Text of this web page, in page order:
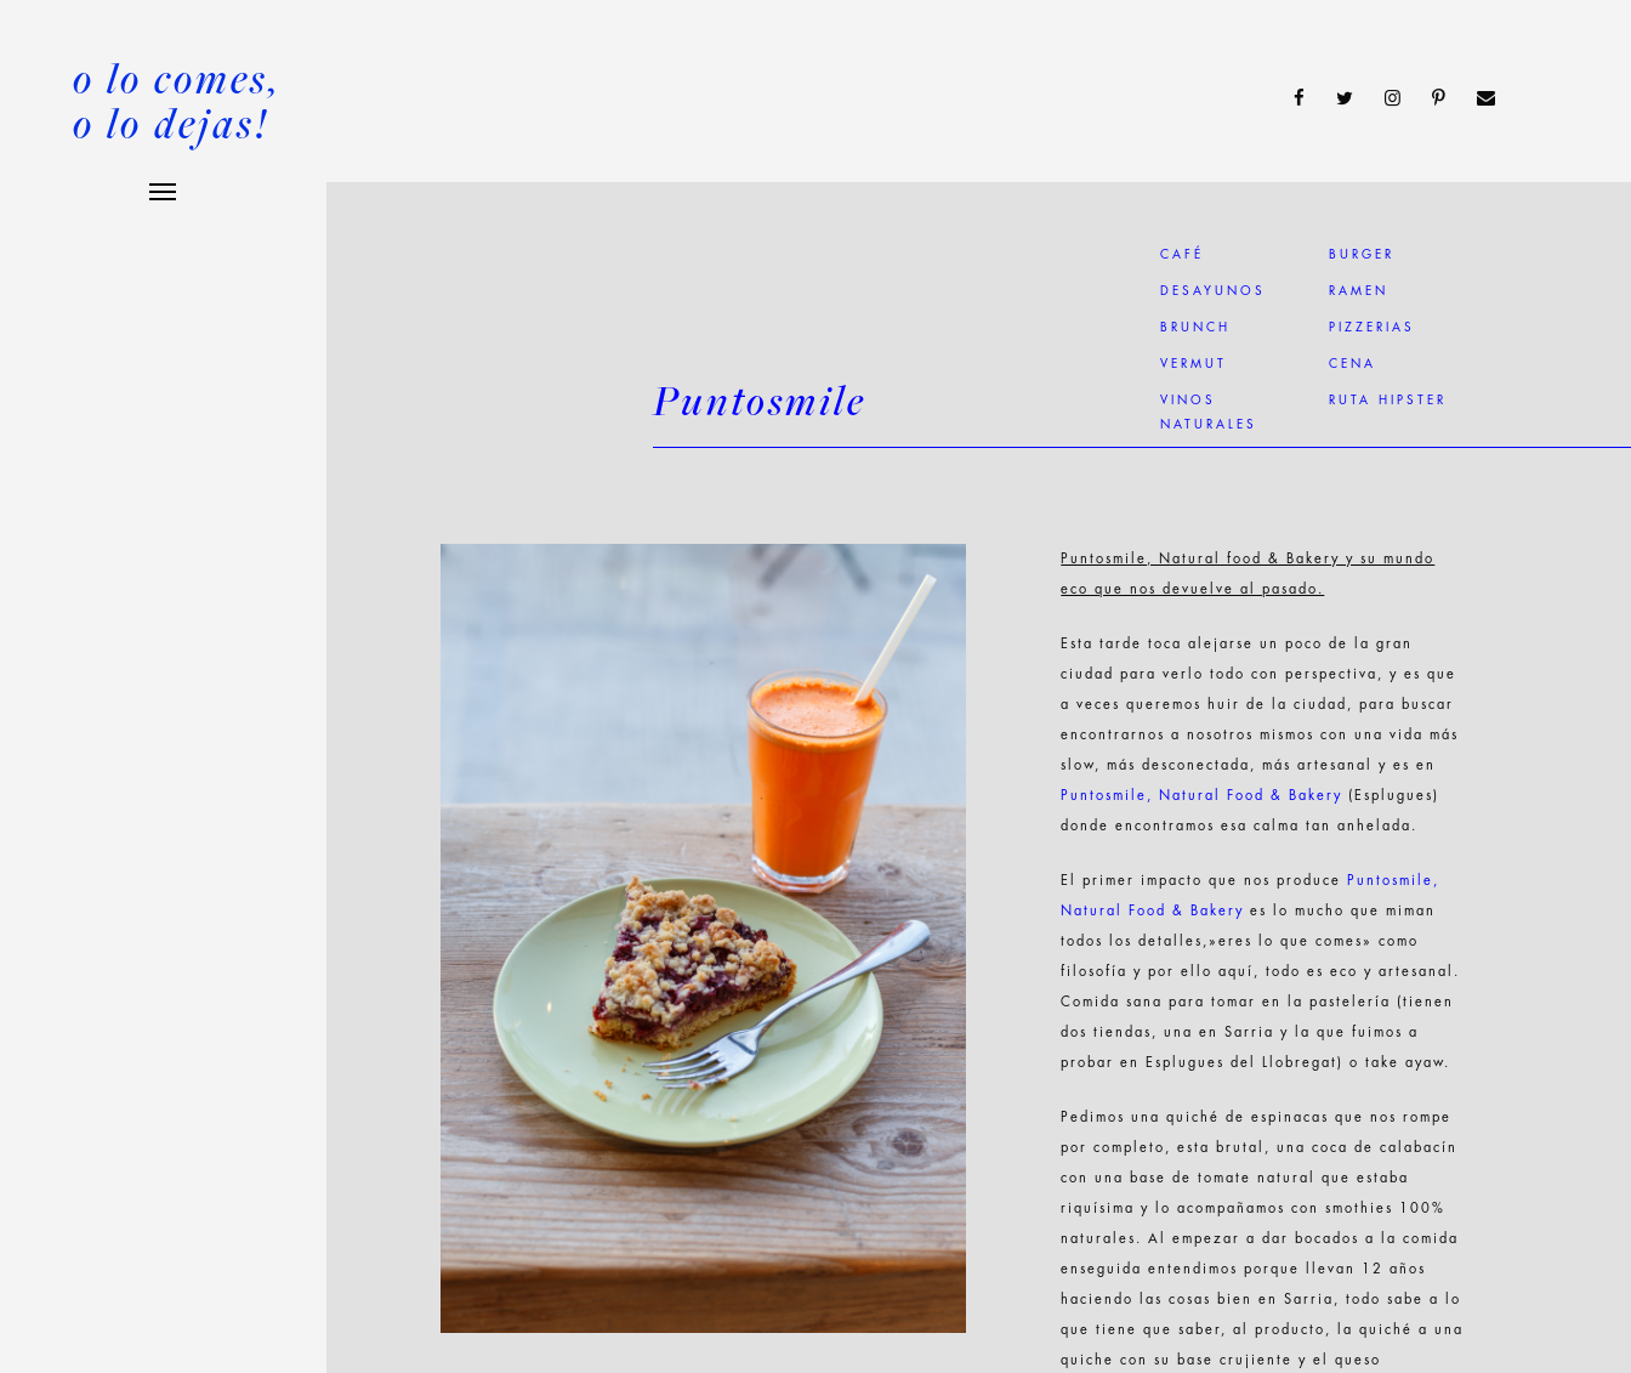
o lo comes,
o lo dejas!
Puntosmile
CAFÉ
DESAYUNOS
BRUNCH
VERMUT
VINOS
NATURALES
BURGER
RAMEN
PIZZERIAS
CENA
RUTA HIPSTER
Puntosmile, Natural food & Bakery y su mundo
eco que nos devuelve al pasado.
Esta tarde toca alejarse un poco de la gran
ciudad para verlo todo con perspectiva, y es que
a veces queremos huir de la ciudad, para buscar
encontrarnos a nosotros mismos con una vida más
slow, más desconectada, más artesanal y es en
Puntosmile, Natural Food & Bakery (Esplugues)
donde encontramos esa calma tan anhelada.
El primer impacto que nos produce Puntosmile,
Natural Food & Bakery es lo mucho que miman
todos los detalles,»eres lo que comes» como
filosofía y por ello aquí, todo es eco y artesanal.
Comida sana para tomar en la pastelería (tienen
dos tiendas, una en Sarria y la que fuimos a
probar en Esplugues del Llobregat) o take ayaw.
Pedimos una quiché de espinacas que nos rompe
por completo, esta brutal, una coca de calabacín
con una base de tomate natural que estaba
riquísima y lo acompañamos con smothies 100%
naturales. Al empezar a dar bocados a la comida
enseguida entendimos porque llevan 12 años
haciendo las cosas bien en Sarria, todo sabe a lo
que tiene que saber, al producto, la quiché a una
quiche con su base crujiente y el queso